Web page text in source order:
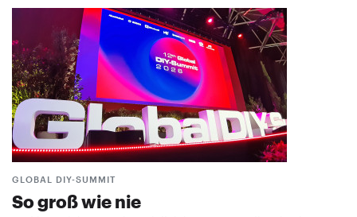
GLOBAL DIY-SUMMIT
So groß wie nie